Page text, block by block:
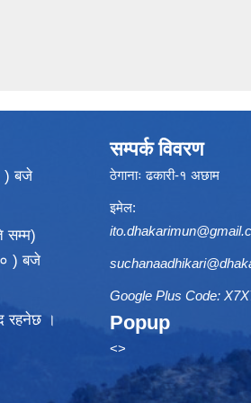
) बजे
सम्म)
) बजे
रहनेछ ।
सम्पर्क विवरण
ठेगानाः ढकारी-१ अछाम
इमेल:
Google Plus Code:
Popup
<>